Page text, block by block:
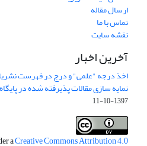
ارسال مقاله
تماس با ما
نقشه سایت
آخرین اخبار
اخذ درجه "علمی" و درج در فهرست
نمایه سازی مقالات پذیرفته شده در
1397-10-11
aCreative Commons Attribution 4.0